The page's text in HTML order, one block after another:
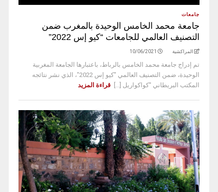
جامعات
جامعة محمد الخامس الوحيدة بالمغرب ضمن
التصنيف العالمي للجامعات “كيو إس 2022”
المراكشية 10/06/2021
تم إدراج جامعة محمد الخامس بالرباط، باعتبارها الجامعة المغربية
الوحيدة، ضمن التصنيف العالمي "كيو إس 2022"، الذي نشر نتائجه
المكتب البريطاني "كواكواريل [...]
قراءة المزيد